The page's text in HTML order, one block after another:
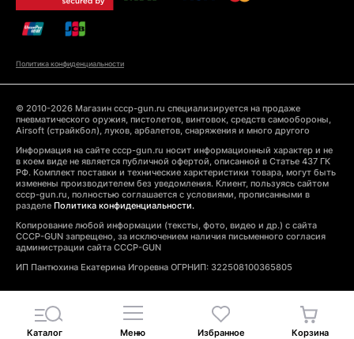
Политика конфиденциальности
© 2010-2026 Магазин cccp-gun.ru специализируется на продаже
пневматического оружия, пистолетов, винтовок, средств самообороны,
Airsoft (страйкбол), луков, арбалетов, снаряжения и много другого
Информация на сайте cccp-gun.ru носит информационный характер и не
в коем виде не является публичной офертой, описанной в Статье 437 ГК
РФ. Комплект поставки и технические харктеристики товара, могут быть
изменены производителем без уведомления. Клиент, пользуясь сайтом
cccp-gun.ru, полностью соглашается с условиями, прописанными в
разделе Политика конфиденциальности.
Копирование любой информации (тексты, фото, видео и др.) с сайта
CCCP-GUN запрещено, за исключением наличия письменного согласия
администрации сайта CCCP-GUN
ИП Пантюхина Екатерина Игоревна ОГРНИП: 322508100365805
Каталог Меню Избранное Корзина